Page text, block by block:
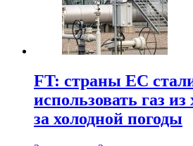
FT: страны ЕС
использовать газ
за холодной погоды